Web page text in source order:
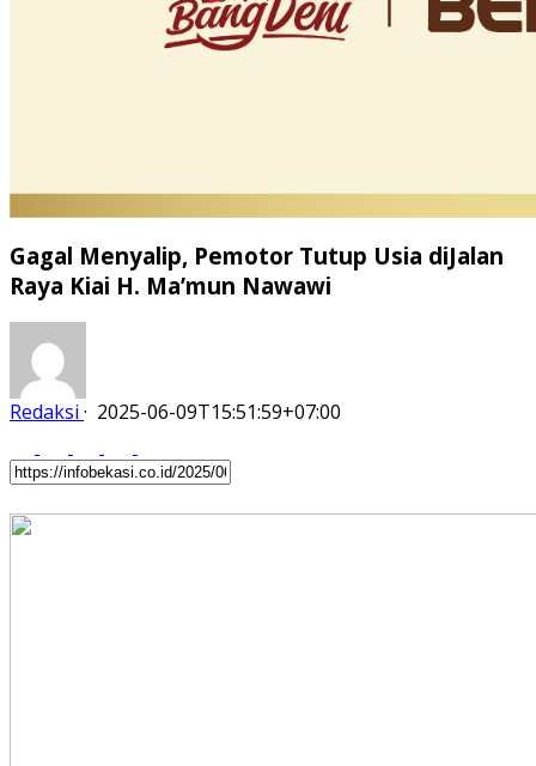
Gagal Menyalip, Pemotor Tutup Usia diJalan
Raya Kiai H. Ma’mun Nawawi
Redaksi · 2025-06-09T15:51:59+07:00